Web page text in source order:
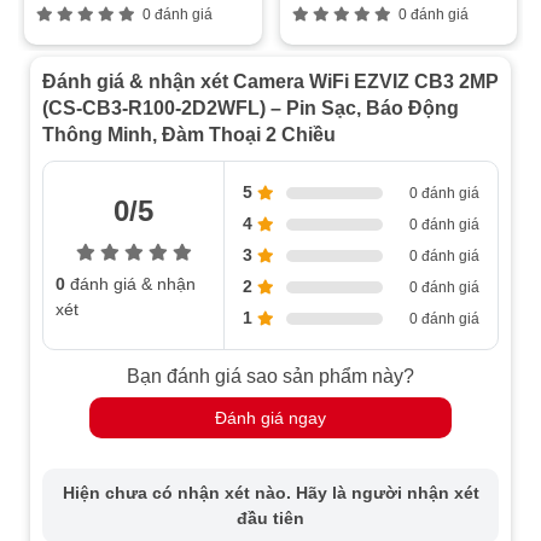
pin năng lượng mặt trời EZVIZ(được bán riêng) sẽ
không phải lo lắng về việc hết pin.
Hình Ảnh Sắc Nét và Tầm Nhìn Ban Đêm Tuyệt
Vời
độ phân giải 2MP (1920x1080)vàống kính
Camera EZVIZ CB3 2MPcung cấp hình ảnh rõ
nét và chi tiết, đặc biệt là khi bạn cần giám sát các khu
vực rộng. Vào ban đêm, camera sử dụng
hồng ngoại
15mkết hợp với đèn Led trợ sáng, mang lạihình ảnh
ban đêm có màusắc nét và đầy đủ chi tiết, giúp bạn dễ
dàng nhận diện đối tượng trong bóng tối.
Với tính năngphát hiện chuyển động thông minh
0 đánh giá 0 đánh giá
Đánh giá & nhận xét Camera WiFi EZVIZ CB3 2MP
(CS-CB3-R100-2D2WFL) – Pin Sạc, Báo Động
Thông Minh, Đàm Thoại 2 Chiều
0/5
0 đánh giá & nhận
xét
5 0 đánh giá
4 0 đánh giá
3 0 đánh giá
2 0 đánh giá
1 0 đánh giá
Bạn đánh giá sao sản phẩm này?
Đánh giá ngay
Hiện chưa có nhận xét nào. Hãy là người nhận xét
đầu tiên